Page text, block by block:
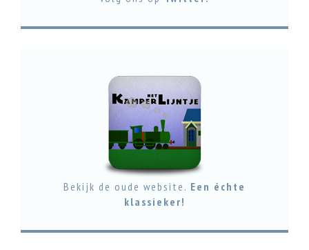
Bekijk de oude website. Een échte
klassieker!